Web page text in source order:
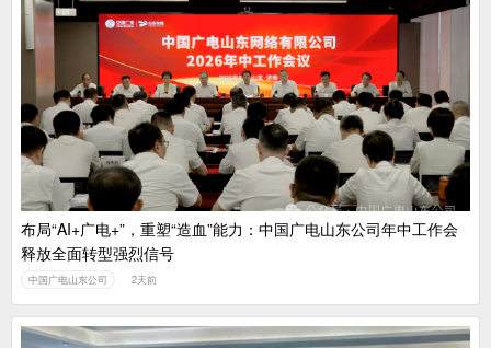
布局“AI+广电+”，重塑“造血”能力：中国广电山东公司年中工作会
释放全面转型强烈信号
中国广电山东公司 2天前